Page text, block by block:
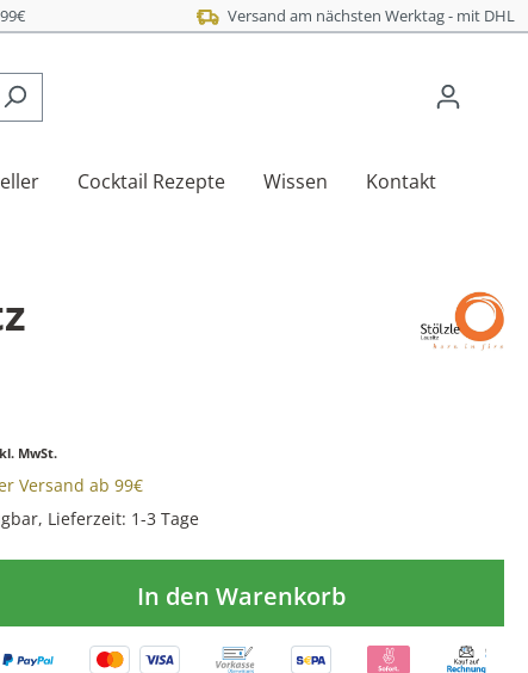
Versand am nächsten Werktag - mit DHL
Cocktail Rezepte Wissen Kontakt
MwSt.
Versand ab 99€
Lieferzeit: 1-3 Tage
In den Warenkorb